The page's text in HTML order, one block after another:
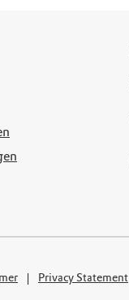
Privacy Statement